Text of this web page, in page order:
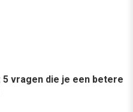
vragen die je een betere